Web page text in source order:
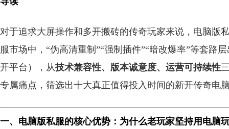
对于追求大屏操作和多开搬砖的传奇玩家来说，电脑版
服市场中，“伪高清重制”“强制插件”“暗改爆率”等套路
开平台），从技术兼容性、版本诚意度、运营可持续性
专属痛点，筛选出十大真正值得投入时间的新开传奇电
一、电脑版私服的核心优势：为什么老玩家坚持用电脑